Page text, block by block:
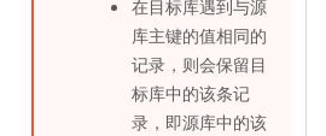
在目标库遇到与源
库主键的值相同的
记录，则会保留目
标库中的该条记
录，即源库中的该